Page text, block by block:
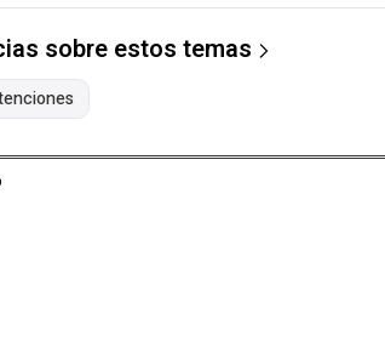
sobre estos temas